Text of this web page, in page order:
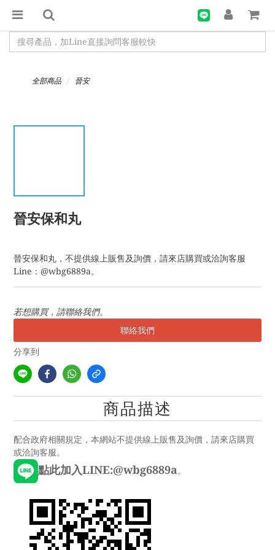
全部商品 晉安
晉安保和丸
晉安保和丸，不提供線上販售及詢價，請來店購買或洽詢客服
Line：@wbg6889a。
若想購買，請聯絡我們。
聯絡我們
分享到
商品描述
配合政府相關規定，本網站不提供線上販售及詢價，請來店購買
或洽詢客服。
點此加入LINE:@wbg6889a。